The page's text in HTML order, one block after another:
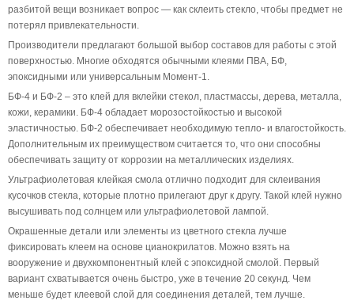
разбитой вещи возникает вопрос — как склеить стекло, чтобы предмет не
потерял привлекательности.
Производители предлагают большой выбор составов для работы с этой
поверхностью. Многие обходятся обычными клеями ПВА, БФ,
эпоксидными или универсальным Момент-1.
БФ-4 и БФ-2 – это клей для вклейки стекол, пластмассы, дерева, металла,
кожи, керамики. БФ-4 обладает морозостойкостью и высокой
эластичностью. БФ-2 обеспечивает необходимую тепло- и влагостойкость.
Дополнительным их преимуществом считается то, что они способны
обеспечивать защиту от коррозии на металлических изделиях.
Ультрафиолетовая клейкая смола отлично подходит для склеивания
кусочков стекла, которые плотно прилегают друг к другу. Такой клей нужно
высушивать под солнцем или ультрафиолетовой лампой.
Окрашенные детали или элементы из цветного стекла лучше
фиксировать клеем на основе цианокрилатов. Можно взять на
вооружение и двухкомпонентный клей с эпоксидной смолой. Первый
вариант схватывается очень быстро, уже в течение 20 секунд. Чем
меньше будет клеевой слой для соединения деталей, тем лучше.